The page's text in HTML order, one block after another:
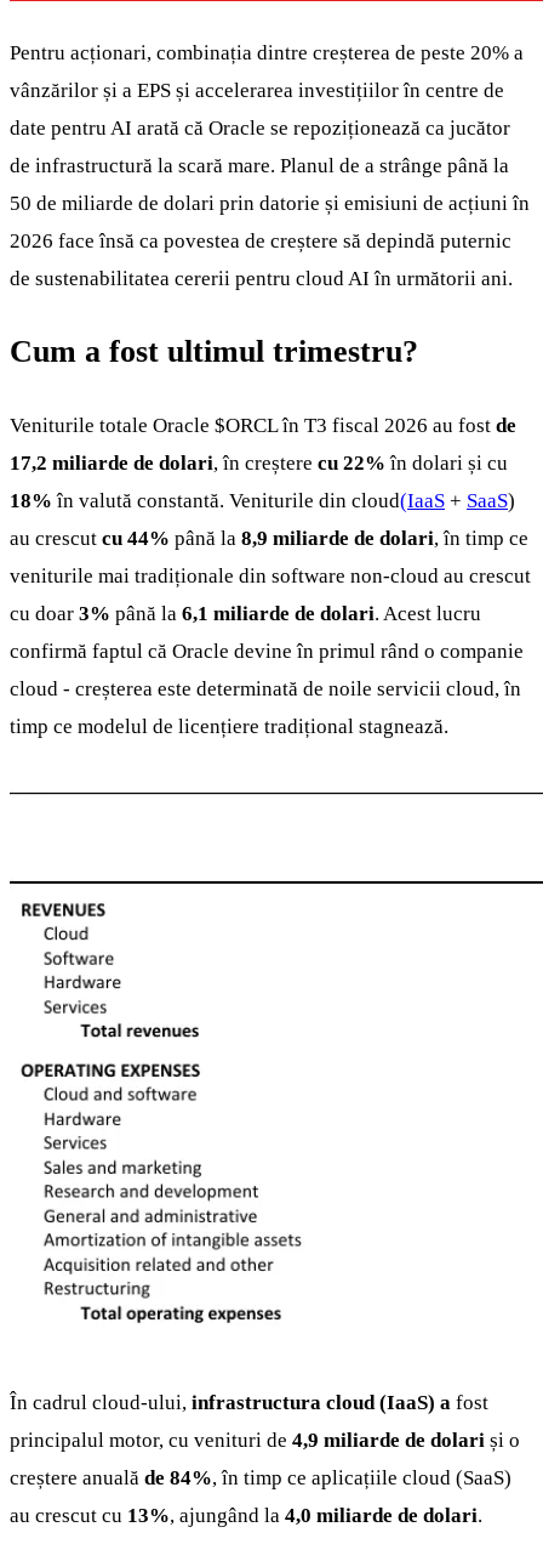
Pentru acționari, combinația dintre creșterea de peste 20% a
vânzărilor și a EPS și accelerarea investițiilor în centre de
date pentru AI arată că Oracle se repoziționează ca jucător
de infrastructură la scară mare. Planul de a strânge până la
50 de miliarde de dolari prin datorie și emisiuni de acțiuni în
2026 face însă ca povestea de creștere să depindă puternic
de sustenabilitatea cererii pentru cloud AI în următorii ani.
Cum a fost ultimul trimestru?
Veniturile totale Oracle $ORCLîn T3 fiscal 2026 au fost de
17,2 miliarde de dolari, în creștere cu 22% în dolari și cu
18% în valută constantă. Veniturile din cloud(IaaS + SaaS)
au crescut cu 44% până la 8,9 miliarde de dolari, în timp ce
veniturile mai tradiționale din software non-cloud au crescut
cu doar 3% până la 6,1 miliarde de dolari. Acest lucru
confirmă faptul că Oracle devine în primul rând o companie
cloud - creșterea este determinată de noile servicii cloud, în
timp ce modelul de licențiere tradițional stagnează.
În cadrul cloud-ului, infrastructura cloud (IaaS) a fost
principalul motor, cu venituri de 4,9 miliarde de dolari și o
creștere anuală de 84%, în timp ce aplicațiile cloud (SaaS)
au crescut cu 13%, ajungând la 4,0 miliarde de dolari.